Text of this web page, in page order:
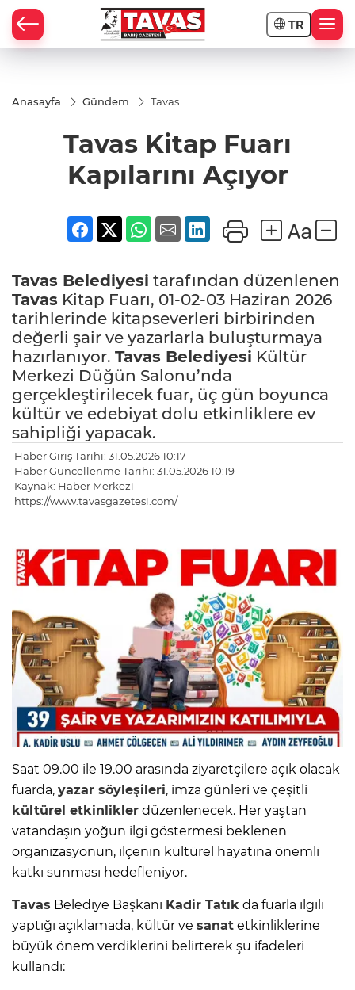
TR
Anasayfa Gündem
Tavas
Kapılarını
Açıyor
Tavas Kitap Fuarı
Kapılarını Açıyor
Tavas Belediyesi tarafından düzenlenen
Tavas Kitap Fuarı, 01-02-03 Haziran 2026
tarihlerinde kitapseverleri birbirinden
değerli şair ve yazarlarla buluşturmaya
hazırlanıyor. Tavas Belediyesi Kültür
Merkezi Düğün Salonu’nda
gerçekleştirilecek fuar, üç gün boyunca
kültür ve edebiyat dolu etkinliklere ev
sahipliği yapacak.
Haber Giriş Tarihi: 31.05.2026 10:17
Haber Güncellenme Tarihi: 31.05.2026 10:19
Kaynak: Haber Merkezi
https://www.tavasgazetesi.com/
Saat 09.00 ile 19.00 arasında ziyaretçilere açık olacak
fuarda, yazar söyleşileri, imza günleri ve çeşitli
kültürel etkinlikler düzenlenecek. Her yaştan
vatandaşın yoğun ilgi göstermesi beklenen
organizasyonun, ilçenin kültürel hayatına önemli
katkı sunması hedefleniyor.
Tavas Belediye Başkanı Kadir Tatık da fuarla ilgili
yaptığı açıklamada, kültür ve sanat etkinliklerine
büyük önem verdiklerini belirterek şu ifadeleri
kullandı: